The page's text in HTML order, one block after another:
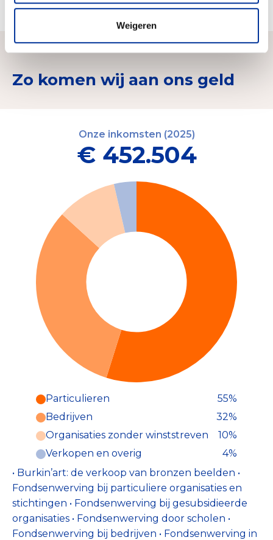
Weigeren
Faso
Zo komen wij aan ons geld
Onze inkomsten (2025)
€ 452.504
Particulieren (55%)
Deze inkomsten zijn als volgt
onderverdeeld:
Particulieren
55%
Bedrijven
32%
Organisaties zonder winststreven
10%
Verkopen en overig
4%
• Burkin’art: de verkoop van bronzen beelden •
Fondsenwerving bij particuliere organisaties en
stichtingen • Fondsenwerving bij gesubsidieerde
organisaties • Fondsenwerving door scholen •
Fondsenwerving bij bedrijven • Fondsenwerving in